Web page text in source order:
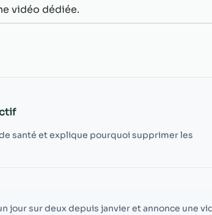
vidéo dédiée.
santé et explique pourquoi supprimer les
jour sur deux depuis janvier et annonce une
Marketing
chances de